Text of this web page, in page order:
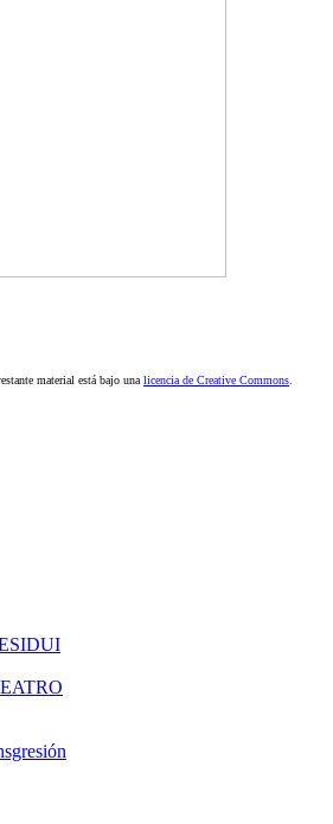
material está bajo una licencia de Creative Commons